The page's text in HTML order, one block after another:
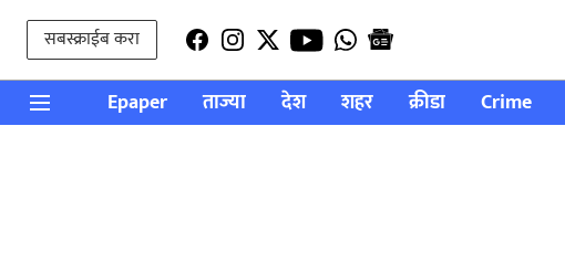
सबस्क्राईब करा
Epaper ताज्या देश शहर क्रीडा Crime